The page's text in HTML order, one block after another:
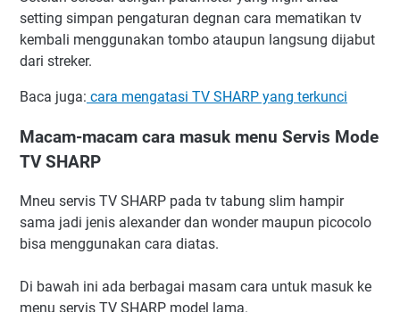
setting simpan pengaturan degnan cara mematikan tv
kembali menggunakan tombo ataupun langsung dijabut
dari streker.
Baca juga: cara mengatasi TV SHARP yang terkunci
Macam-macam cara masuk menu Servis Mode
TV SHARP
Mneu servis TV SHARP pada tv tabung slim hampir
sama jadi jenis alexander dan wonder maupun picocolo
bisa menggunakan cara diatas.
Di bawah ini ada berbagai masam cara untuk masuk ke
menu servis TV SHARP model lama.